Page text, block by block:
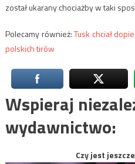
został ukarany chociażby w taki
Polecamy również:Tusk chciał
polskich tirów
Wspieraj
wydawnictwo:
Czy jest